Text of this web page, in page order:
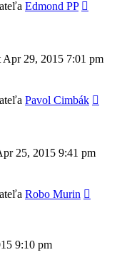
Edmond PP
Apr 29, 2015 7:01 pm
Pavol Cimbák
25, 2015 9:41 pm
Robo Murin
9:10 pm